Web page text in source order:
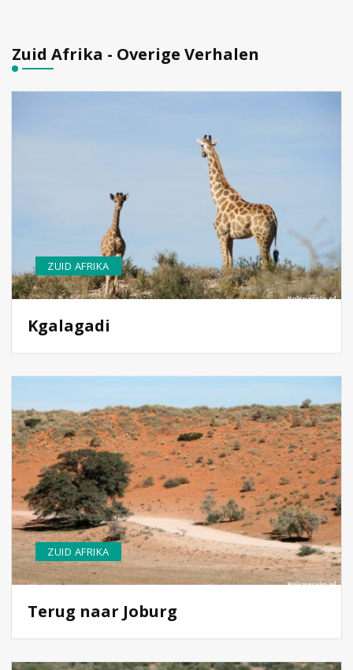
Zuid Afrika - Overige Verhalen
ZUID AFRIKA
Kgalagadi
ZUID AFRIKA
Terug naar Joburg